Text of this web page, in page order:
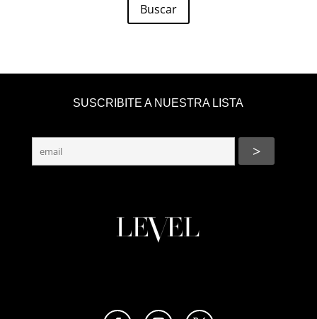
Buscar
SUSCRIBITE A NUESTRA LISTA